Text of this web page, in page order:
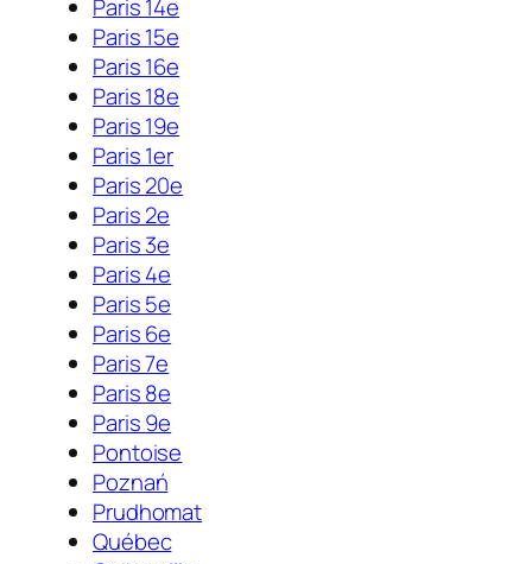
Paris 14e
Paris 15e
Paris 16e
Paris 18e
Paris 19e
Paris 1er
Paris 20e
Paris 2e
Paris 3e
Paris 4e
Paris 5e
Paris 6e
Paris 7e
Paris 8e
Paris 9e
Pontoise
Poznań
Prudhomat
Québec